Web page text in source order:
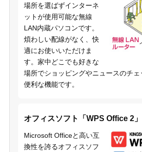
場所を選ばずインターネ
ットが使用可能な無線
LAN内蔵パソコンです。
煩わしい配線がなく、快
適にお使いいただけま
す。家中どこでも好きな
場所でショッピングやニュースのチェ
便利な機能です。
オフィスソフト「WPS Office 2」
Microsoft Officeと高い互
換性を誇るオフィスソフ